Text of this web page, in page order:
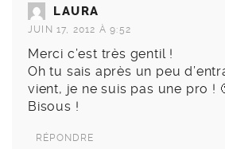
LAURA
JUIN 17, 2012 À 9:52
Merci c’est très gentil !
Oh tu sais après un peu
vient, je ne suis pas une pro !
Bisous !
RÉPONDRE